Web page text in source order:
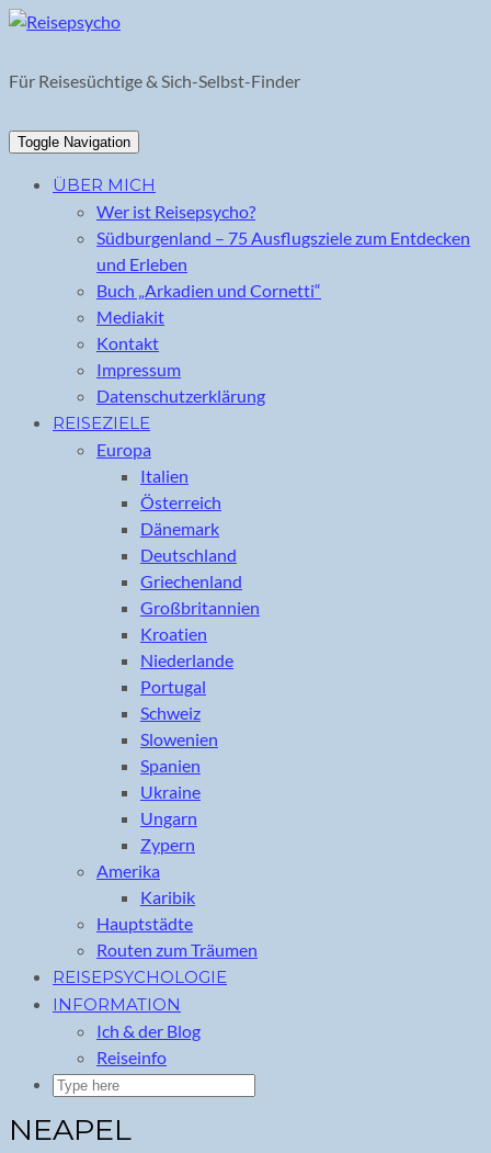
Skip
content
Für Reisesüchtige & Sich-Selbst-Finder
Toggle Navigation
ÜBER MICH
Wer ist Reisepsycho?
Südburgenland – 75 Ausflugsziele zum Entdecken
und Erleben
Buch „Arkadien und Cornetti“
Mediakit
Kontakt
Impressum
Datenschutzerklärung
REISEZIELE
Europa
Italien
Österreich
Dänemark
Deutschland
Griechenland
Großbritannien
Kroatien
Niederlande
Portugal
Schweiz
Slowenien
Spanien
Ukraine
Ungarn
Zypern
Amerika
Karibik
Hauptstädte
Routen zum Träumen
REISEPSYCHOLOGIE
INFORMATION
Ich & der Blog
Reiseinfo
NEAPEL